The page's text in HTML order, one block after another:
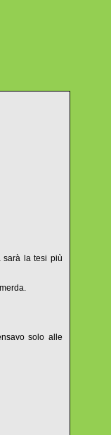
sarà la tesi più
solo alle